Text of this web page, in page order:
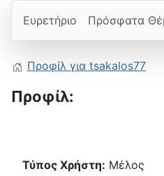
Ευρετήριο Πρόσφατα
Προφίλ για tsakalos77
Προφίλ:
Τύπος Χρήστη: Μέλος